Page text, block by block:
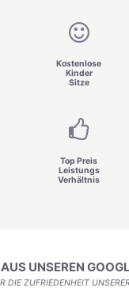
Kostenlose
Kinder
Sitze
Top Preis
Leistungs
Verhältnis
UNSEREN
DIE ZUFRIEDENHEIT